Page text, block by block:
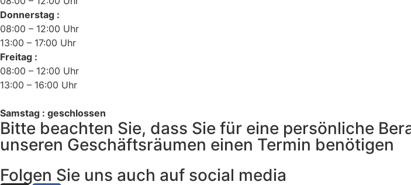
Donnerstag :
08:00 – 12:00 Uhr
13:00 – 17:00 Uhr
Freitag :
08:00 – 12:00 Uhr
13:00 – 16:00 Uhr
Samstag : geschlossen
Bitte beachten Sie, dass Sie für eine persönliche
unseren Geschäftsräumen einen Termin benötigen
Folgen Sie uns auch auf social media